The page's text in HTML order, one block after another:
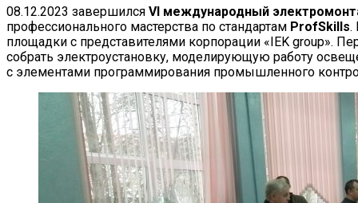
08.12.2023 завершился VI международный
профессионального мастерства по стандартам ProfSkills.
площадки с представителями корпорации «IEK group».
собрать электроустановку, моделирующую работу
с элементами программирования промышленного